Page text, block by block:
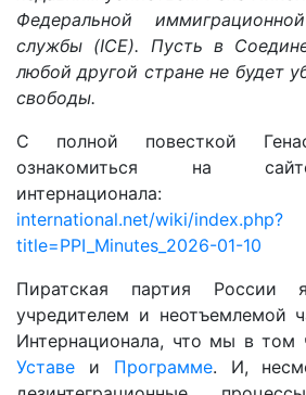
Федеральной
службы (ICE). Пусть в
любой другой стране не будет
свободы.
С полной повесткой
ознакомиться на
international.net/wiki/index.php?
title=PPI_Minutes_2026-01-10
Пиратская партия России
учредителем и неотъемлемой
Интернационала, что мы в том
Уставе и Программе. И,